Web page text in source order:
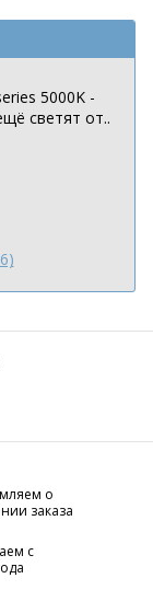
5000K -
светят от..
о
заказа
с